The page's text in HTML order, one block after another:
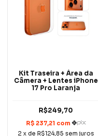
Kit Traseira + Área da
Câmera + Lentes iPhone
17 Pro Laranja
R$249,70
2 x de R$124,85 sem juros